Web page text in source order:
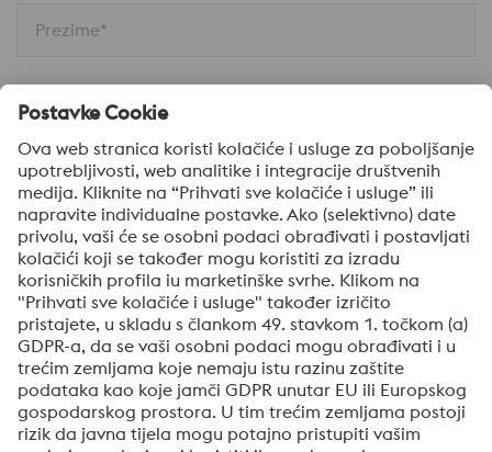
Prezime*
Email*
Broj telefona*
Društvo
Poruka*